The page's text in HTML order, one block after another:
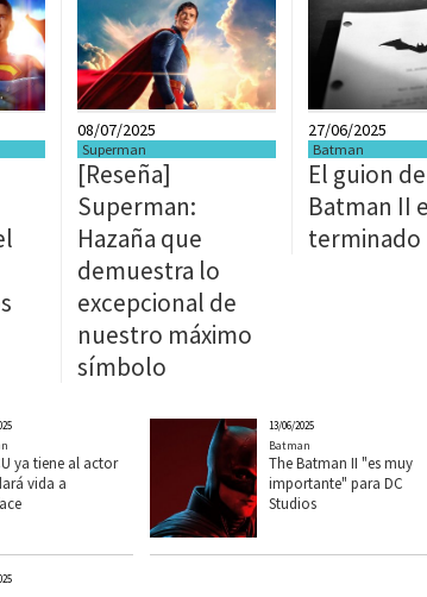
08/07/2025
Superman
[Reseña]
Superman:
Hazaña que
demuestra lo
excepcional de
nuestro máximo
símbolo
27/06/2025
Batman
El guion
Batman II
terminado
ya tiene al actor
vida a
13/06/2025
Batman
The Batman II "es muy
importante" para DC
Studios